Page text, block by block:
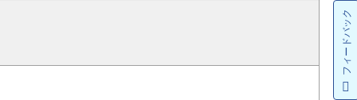
フィードバック